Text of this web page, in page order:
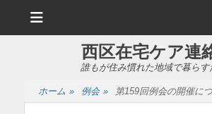
ュ
西区在宅ケア連
誰もが住み慣れた地域で暮らす
ホーム » 例会 » 第159回例会の開催に